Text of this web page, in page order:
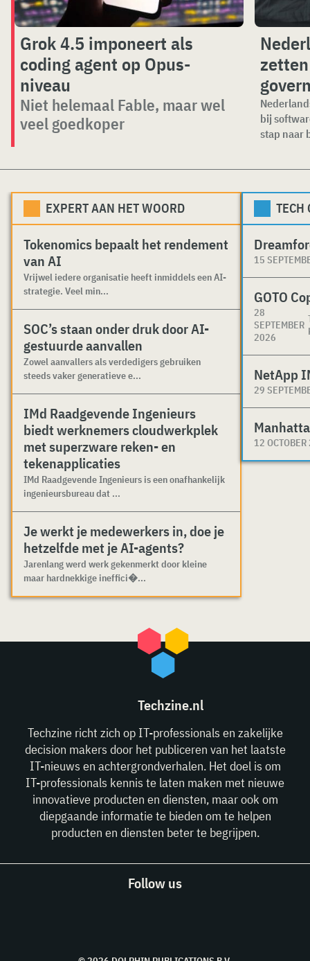
Grok 4.5 imponeert als
coding agent op Opus-
niveau
Niet helemaal Fable, maar wel
veel goedkoper
bij
stap naar
EXPERT AAN HET WOORD
Tokenomics bepaalt het rendement
van AI
Vrijwel iedere organisatie heeft inmiddels een AI-
strategie. Veel min...
SOC’s staan onder druk door AI-
gestuurde aanvallen
Zowel aanvallers als verdedigers gebruiken
steeds vaker generatieve e...
IMd Raadgevende Ingenieurs
biedt werknemers cloudwerkplek
met superzware reken- en
tekenapplicaties
IMd Raadgevende Ingenieurs is een onafhankelijk
ingenieursbureau dat ...
Je werkt je medewerkers in, doe je
hetzelfde met je AI-agents?
Jarenlang werd werk gekenmerkt door kleine
maar hardnekkige ineffici�...
TECH
15
GOTO
28
SEPTEMBER
2026
NetApp
29
12
Techzine.nl
Techzine richt zich op IT-professionals en zakelijke
decision makers door het publiceren van het laatste
IT-nieuws en achtergrondverhalen. Het doel is om
IT-professionals kennis te laten maken met nieuwe
innovatieve producten en diensten, maar ook om
diepgaande informatie te bieden om te helpen
producten en diensten beter te begrijpen.
Follow us